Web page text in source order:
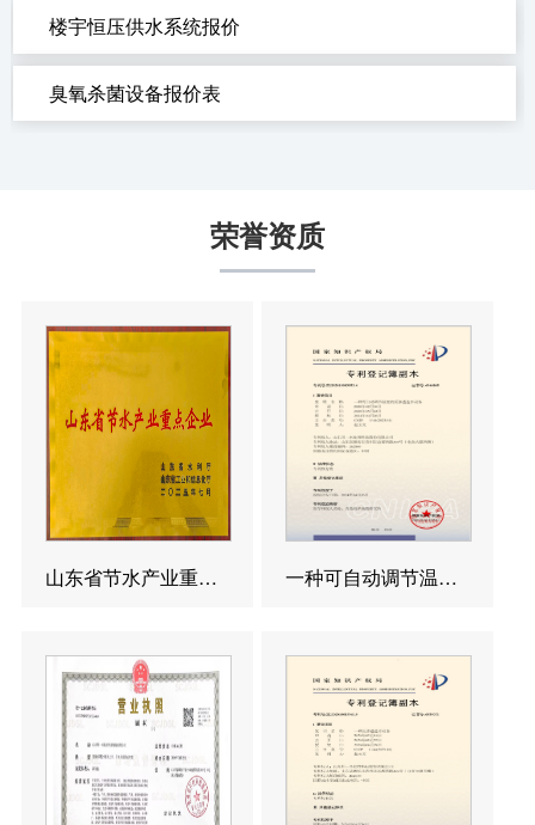
楼宇恒压供水系统报价
臭氧杀菌设备报价表
荣誉资质
山东省节水产业重点企业 一种可自动调节温度的反渗透造水设备发明专利